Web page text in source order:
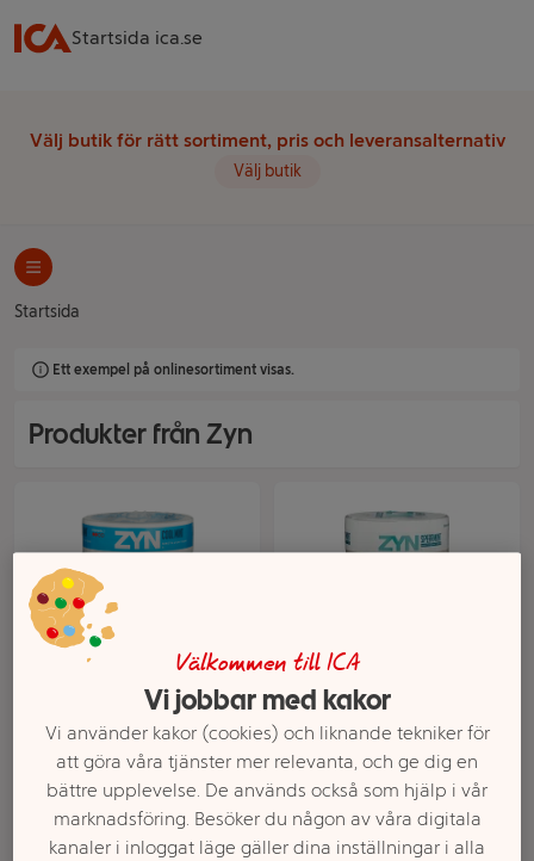
Startsida ica.se
Välj butik för rätt sortiment, pris och leveransalternativ
Välj butik
Startsida
Ett exempel på onlinesortiment visas.
Produkter från Zyn
Nikotinpåse utan tobak
Cool Mint Medium 5-p
Zyn
Mer info
Nikotinpåse utan tobak
Spearmint Medium 5-p
Zyn
Mer info
Välkommen till ICA
Vi jobbar med kakor
Vi använder kakor (cookies) och liknande tekniker för
att göra våra tjänster mer relevanta, och ge dig en
bättre upplevelse. De används också som hjälp i vår
marknadsföring. Besöker du någon av våra digitala
kanaler i inloggat läge gäller dina inställningar i alla